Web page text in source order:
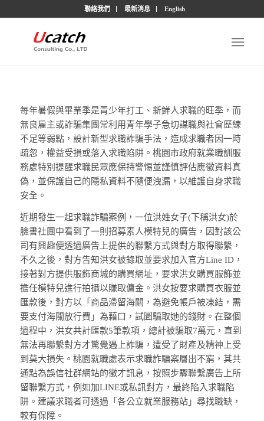
聯絡我們 最新消息 English
每年暑假與畢業季是青少年打工、新鮮人求職的旺季，而
無良雇主或詐騙集團常利用青年學子急切謀職與社會歷練
不足等弱點，設計新型求職詐騙手法，造成求職者因一時
疏忽，權益受損或落入求職陷阱。桃園市政府就業職訓服
務處特別提醒求職民眾應保持警惕並謹慎評估應徵資料真
偽，並保護自己的隱私資料不隨便洩漏，以維護自身求職
安全。
近期發生一起求職詐騙案例，一位洪姓女子(下稱洪女)於
臉書社團中看到了一則招募素人模特兒的廣告，因對該公
司有興趣便透過廣告上提供的聯繫方式與對方取得聯繫，
不久之後，對方告知洪女被錄取並要求加入官方Line ID，
接著對方提供服飾商城的購買網址，要求洪女購買服飾並
擔任模特兒進行拍攝以賺取傭金。洪女按要求購買衣服並
匯款後，對方以「商品滯留海關，為避免帳戶被凍結，需
要支付海關放行費」為藉口，試圖騙取她的錢財。在整個
過程中，洪女共計匯款5筆款項，總計被騙取7萬元，直到
無法再聯繫對方才驚覺遇上詐騙，遭受了財產及精神上受
到莫大損失。桃園就職處表示求職詐騙案層出不窮，其共
通點為誤信社群網站的徵才訊息，按照步驟聯繫廣告上所
留聯繫方式，例如加LINE或私訊對方，最終陷入求職陷
阱。建議求職者可透過「各公立就業服務站」尋找職缺，
較有保障。